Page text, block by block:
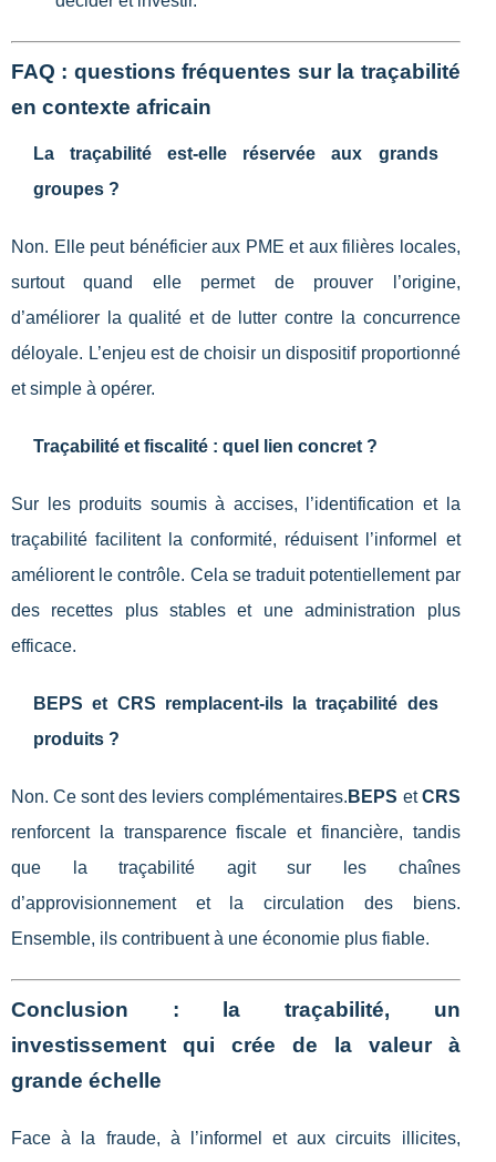
FAQ : questions fréquentes sur la traçabilité
en contexte africain
La traçabilité est-elle réservée aux grands
groupes ?
Non. Elle peut bénéficier aux PME et aux filières locales,
surtout quand elle permet de prouver l’origine,
d’améliorer la qualité et de lutter contre la concurrence
déloyale. L’enjeu est de choisir un dispositif proportionné
et simple à opérer.
Traçabilité et fiscalité : quel lien concret ?
Sur les produits soumis à accises, l’identification et la
traçabilité facilitent la conformité, réduisent l’informel et
améliorent le contrôle. Cela se traduit potentiellement par
des recettes plus stables et une administration plus
efficace.
BEPS et CRS remplacent-ils la traçabilité des
produits ?
Non. Ce sont des leviers complémentaires. BEPS etCRS
renforcent la transparence fiscale et financière, tandis
que la traçabilité agit sur les chaînes
d’approvisionnement et la circulation des biens.
Ensemble, ils contribuent à une économie plus fiable.
Conclusion : la traçabilité, un
investissement qui crée de la valeur à
grande échelle
Face à la fraude, à l’informel et aux circuits illicites,